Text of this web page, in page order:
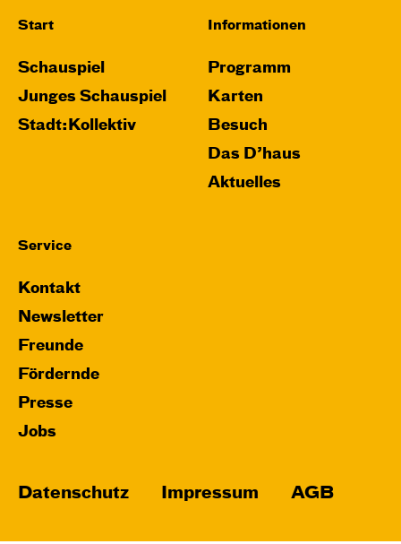
Start
Schauspiel
Junges Schauspiel
Stadt:Kollektiv
Informationen
Programm
Karten
Besuch
Das D’haus
Aktuelles
Service
Kontakt
Newsletter
Freunde
Fördernde
Presse
Jobs
Datenschutz Impressum AGB